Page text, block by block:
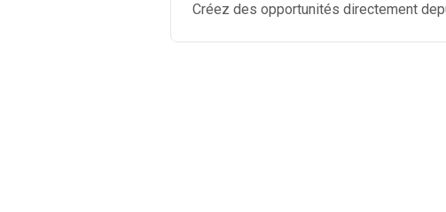
Créez des opportunités directement